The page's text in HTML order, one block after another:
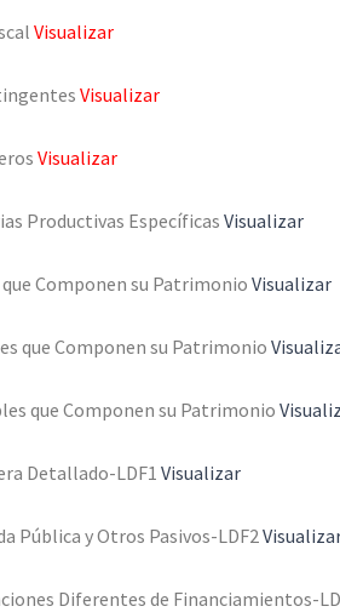
Visualizar
Visualizar
Visualizar
Productivas Específicas Visualizar
Componen su PatrimonioVisualizar
que Componen su Patrimonio
que Componen su Patrimonio
Detallado-LDF1 Visualizar
Pública y Otros Pasivos-LDF2
Diferentes de Financiamientos-